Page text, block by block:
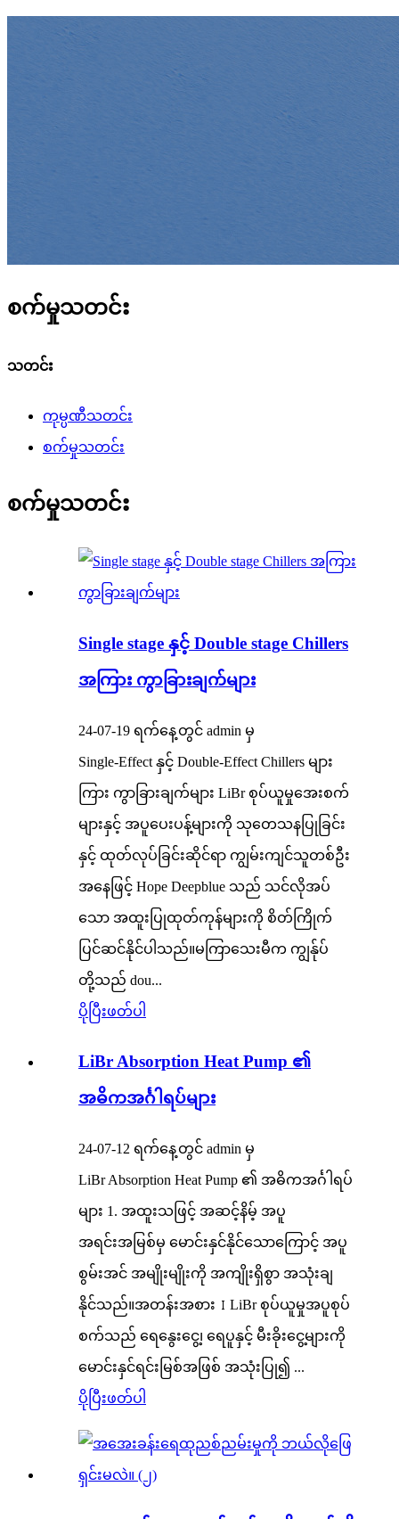
စက်မှုသတင်း
သတင်း
ကုမ္ပဏီသတင်း
စက်မှုသတင်း
စက်မှုသတင်း
Single stage နှင့် Double stage Chillers
အကြား ကွာခြားချက်များ
24-07-19 ရက်နေ့တွင် admin မှ
Single-Effect နှင့် Double-Effect Chillers များ
ကြား ကွာခြားချက်များ LiBr စုပ်ယူမှုအေးစက်
များနှင့် အပူပေးပန့်များကို သုတေသနပြုခြင်း
နှင့် ထုတ်လုပ်ခြင်းဆိုင်ရာ ကျွမ်းကျင်သူတစ်ဦး
အနေဖြင့် Hope Deepblue သည် သင်လိုအပ်
သော အထူးပြုထုတ်ကုန်များကို စိတ်ကြိုက်
ပြင်ဆင်နိုင်ပါသည်။မကြာသေးမီက ကျွန်ုပ်
တို့သည် dou...
ပိုပြီးဖတ်ပါ
LiBr Absorption Heat Pump ၏
အဓိကအင်္ဂါရပ်များ
24-07-12 ရက်နေ့တွင် admin မှ
LiBr Absorption Heat Pump ၏ အဓိကအင်္ဂါရပ်
များ 1. အထူးသဖြင့် အဆင့်နိမ့် အပူ
အရင်းအမြစ်မှ မောင်းနှင်နိုင်သောကြောင့် အပူ
စွမ်းအင် အမျိုးမျိုးကို အကျိုးရှိစွာ အသုံးချ
နိုင်သည်။အတန်းအစား Ⅰ LiBr စုပ်ယူမှုအပူစုပ်
စက်သည် ရေနွေးငွေ့၊ ရေပူနှင့် မီးခိုးငွေ့များကို
မောင်းနှင်ရင်းမြစ်အဖြစ် အသုံးပြု၍ ...
ပိုပြီးဖတ်ပါ